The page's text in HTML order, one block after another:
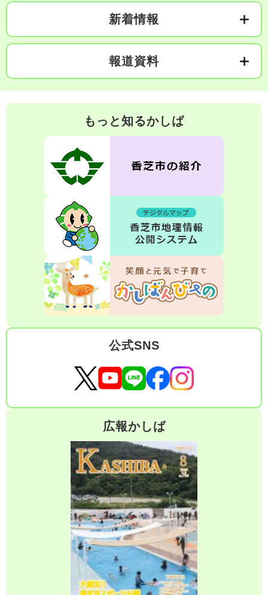
新着情報
報道資料
もっと知るかしば
公式SNS
広報かしば